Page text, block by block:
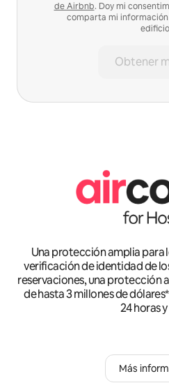
de Airbnb. Doy mi
comparta mi
Obtener
Una protección amplia para
verificación de identidad de
reservaciones, una protección
de hasta 3 millones de
24 horas
Más